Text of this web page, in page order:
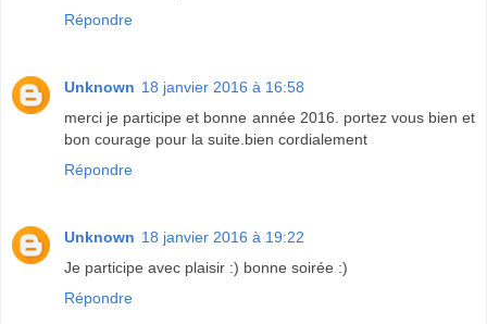
Répondre
Unknown 18 janvier 2016 à 16:58
merci je participe et bonne année 2016. portez vous bien et
bon courage pour la suite.bien cordialement
Répondre
Unknown 18 janvier 2016 à 19:22
Je participe avec plaisir :) bonne soirée :)
Répondre